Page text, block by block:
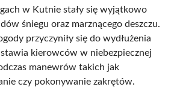
w Kutnie stały się wyjątkowo
śniegu oraz marznącego deszczu.
przyczyniły się do wydłużenia
kierowców w niebezpiecznej
manewrów takich jak
czy pokonywanie zakrętów.